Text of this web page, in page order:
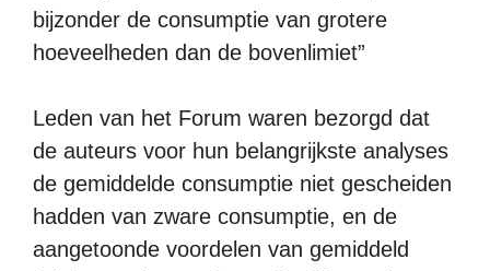
bijzonder de consumptie van grotere
hoeveelheden dan de bovenlimiet”
Leden van het Forum waren bezorgd dat
de auteurs voor hun belangrijkste analyses
de gemiddelde consumptie niet gescheiden
hadden van zware consumptie, en de
aangetoonde voordelen van gemiddeld